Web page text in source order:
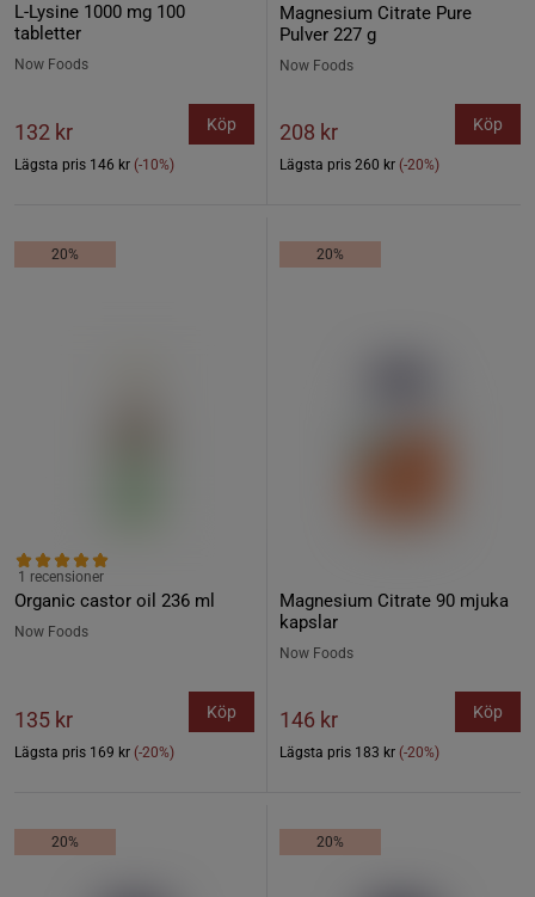
L-Lysine 1000 mg 100
tabletter
Now Foods
132 kr
Lägsta pris 146 kr (-10%)
Köp
Magnesium Citrate Pure
Pulver 227 g
Now Foods
208 kr
Lägsta pris 260 kr (-20%)
Köp
20%
Organic castor oil 236 ml
1 recensioner
Now Foods
135 kr
Lägsta pris 169 kr (-20%)
Köp
20%
Magnesium Citrate 90 mjuka
kapslar
Now Foods
146 kr
Lägsta pris 183 kr (-20%)
Köp
20% 20%